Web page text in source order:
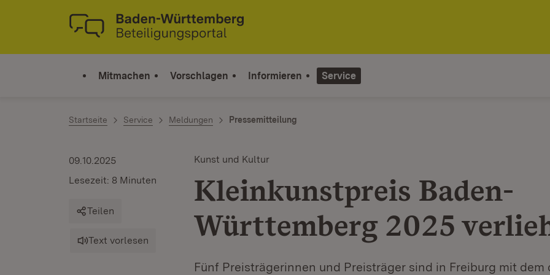
Zum Inhalt springen
Link zur Startseite
Mitmachen Vorschlagen Informieren Service
Startseite Service Meldungen Pressemitteilung
Kunst und Kultur
Kleinkunstpreis Baden-
Württemberg 2025
Fünf Preisträgerinnen und Preisträger sind in Freiburg mit dem
09.10.2025
Lesezeit: 8 Minuten
Teilen
Text vorlesen